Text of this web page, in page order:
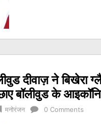
दीवाज़ ने बिखेरा
बॉलीवुड के आइकॉनि
मनोरंजन 0 Comments